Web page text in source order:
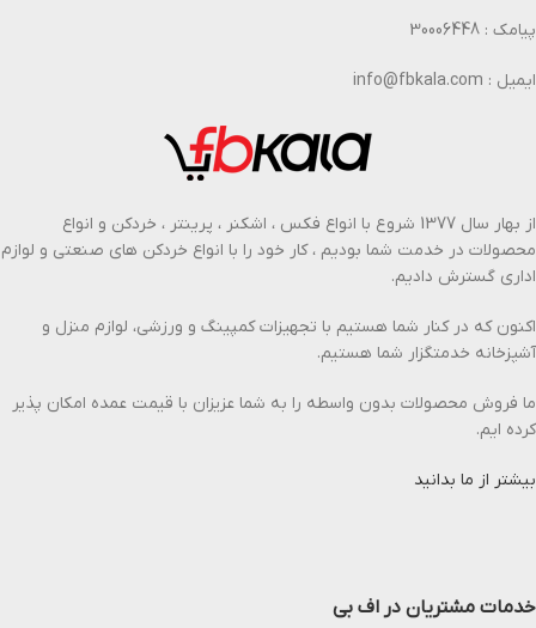
پیامک : 30006448
ایمیل : info@fbkala.com
از بهار سال 1377 شروع با انواع فکس ، اشکنر ، پرینتر ، خردکن و انواع
محصولات در خدمت شما بودیم ، کار خود را با انواع خردکن های صنعتی و لوازم
اداری گسترش دادیم.
اکنون که در کنار شما هستیم با تجهیزات کمپینگ و ورزشی، لوازم منزل و
آشپزخانه خدمتگزار شما هستیم.
ما فروش محصولات بدون واسطه را به شما عزیزان با قیمت عمده امکان پذیر
کرده ایم.
بیشتر از ما بدانید
خدمات مشتریان در اف بی